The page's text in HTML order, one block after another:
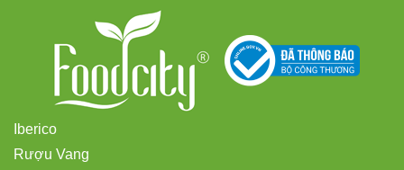
Iberico
Rượu Vang